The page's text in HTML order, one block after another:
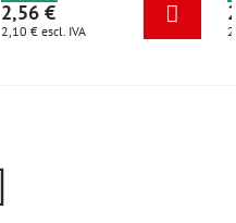
2,56 €
2,10 € escl. IVA